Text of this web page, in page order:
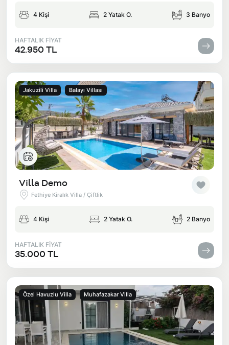
4 Kişi 2 Yatak O. 3 Banyo
HAFTALIK FİYAT
42.950 TL
Jakuzili Villa Balayı Villası
Villa Demo
Fethiye Kiralık Villa / Çiftlik
4 Kişi 2 Yatak O. 2 Banyo
HAFTALIK FİYAT
35.000 TL
Özel Havuzlu Villa Muhafazakar Villa